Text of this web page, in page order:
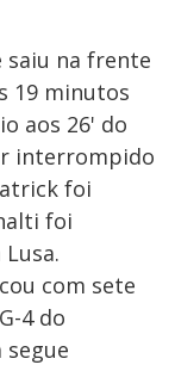
na frente
19 minutos
aos 26' do
interrompido
foi
foi
com sete
4 do
segue